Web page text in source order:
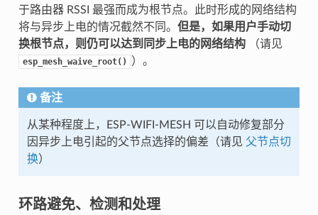
于路由器 RSSI 最强而成为根节点。此时形成的网络结构
将与异步上电的情况截然不同。 但是，如果用户手动切
换根节点，则仍可以达到同步上电的网络结构（请见
esp_mesh_waive_root() ）。
备注
从某种程度上，ESP-WIFI-MESH 可以自动修复部分
因异步上电引起的父节点选择的偏差（请见 父节点切
换）
环路避免、检测和处理